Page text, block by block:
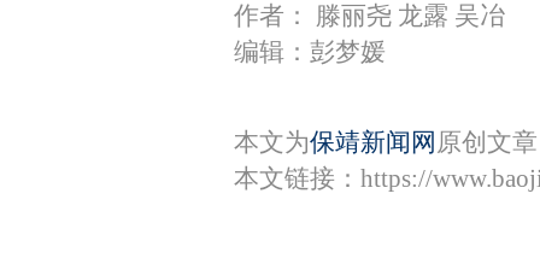
作者： 滕丽尧 龙露 吴冶
编辑：彭梦媛
本文为保靖新闻网 原创文
本文链接： https://